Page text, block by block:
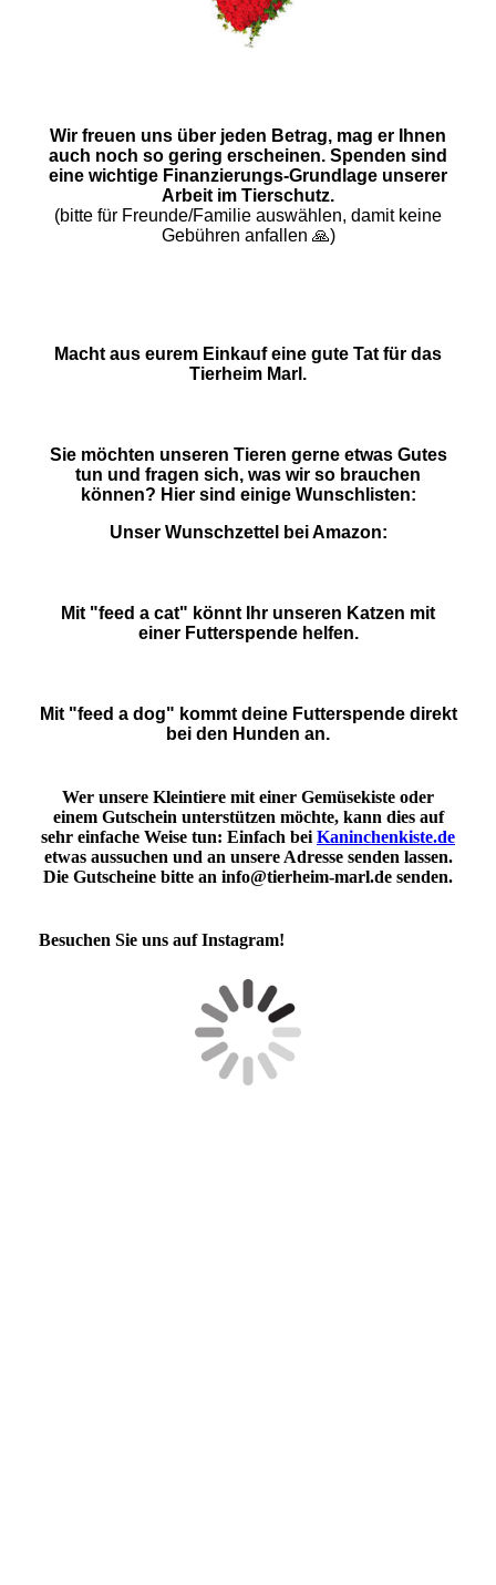
Wir freuen uns über jeden Betrag, mag er Ihnen
auch noch so gering erscheinen. Spenden sind
eine wichtige Finanzierungs-Grundlage unserer
Arbeit im Tierschutz.
(bitte für Freunde/Familie auswählen, damit keine
Gebühren anfallen 🙏)
Macht aus eurem Einkauf eine gute Tat für das
Tierheim Marl.
Sie möchten unseren Tieren gerne etwas Gutes
tun und fragen sich, was wir so brauchen
können? Hier sind einige Wunschlisten:
Unser Wunschzettel bei Amazon:
Mit "feed a cat" könnt Ihr unseren Katzen mit
einer Futterspende helfen.
Mit "feed a dog" kommt deine Futterspende direkt
bei den Hunden an.
Wer unsere Kleintiere mit einer Gemüsekiste oder
einem Gutschein unterstützen möchte, kann dies auf
sehr einfache Weise tun: Einfach bei Kaninchenkiste.de
etwas aussuchen und an unsere Adresse senden lassen.
Die Gutscheine bitte an info@tierheim-marl.de senden.
Besuchen Sie uns auf Instagram!